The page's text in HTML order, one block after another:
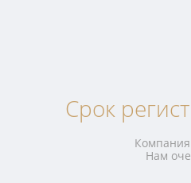
Срок
Компания
Нам